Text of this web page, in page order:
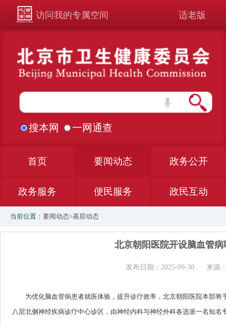
访问我的专属空间 适老版
搜本网 一网通查
首页 要闻动态 政务公开
政务服务 便民服务 政民互动
当前位置： 要闻动态>基层动态
北京朝阳医院开设脑血管
发布日期：2025-09-30 来源
为优化脑血管病患者就医体验，提升诊疗效率，北京朝阳医院本部
八层北侧神经疾病诊疗中心诊区，由神经内科与神经外科各选派一名知名